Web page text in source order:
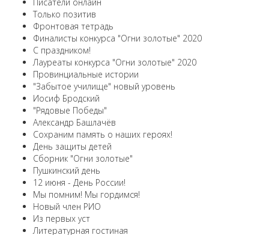
Только позитив
Фронтовая тетрадь
Финалисты конкурса "Огни золотые" 2020
С праздником!
Лауреаты конкурса "Огни золотые" 2020
Провинциальные истории
"Забытое училище" новый уровень
Иосиф Бродский
"Рядовые Победы"
Александр Башлачёв
Сохраним память о наших героях!
День защиты детей
Сборник "Огни золотые"
Пушкинский день
12 июня - День России!
Мы помним! Мы гордимся!
Новый член РИО
Из первых уст
Литературная гостиная